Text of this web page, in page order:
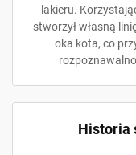
lakieru.
stworzył własną
oka kota, co
Historia